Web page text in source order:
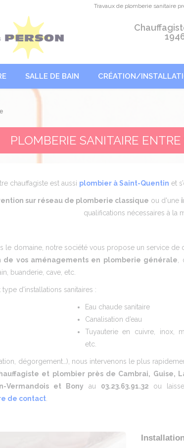
Travaux de plomberie sanitaire
SALLE DE BAIN CRÉATION/
PLOMBERIE SANITAIRE
chauffagiste est aussi plombier à Saint-Quentin et
sur réseau de plomberie classique ou d'une
qualifications nécessaires à la
le domaine, notre société vous propose un service de
vos aménagements en plomberie générale
buanderie, cave, etc.
d'installations sanitaires :
Eau chaude sanitaire
Canalisation d’eau
Tuyauterie en cuivre, inox,
etc.
dégorgement…), nous intervenons le plus
et plombier près de Cambrai, Guise,
Vermandois et Bonyau 03.23.63.91.32 ou
de contact